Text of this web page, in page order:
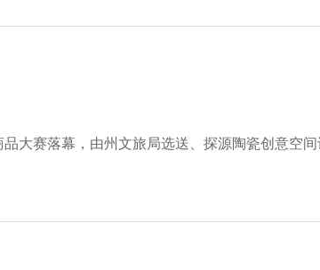
大赛落幕，由州文旅局选送、探源陶瓷创意空